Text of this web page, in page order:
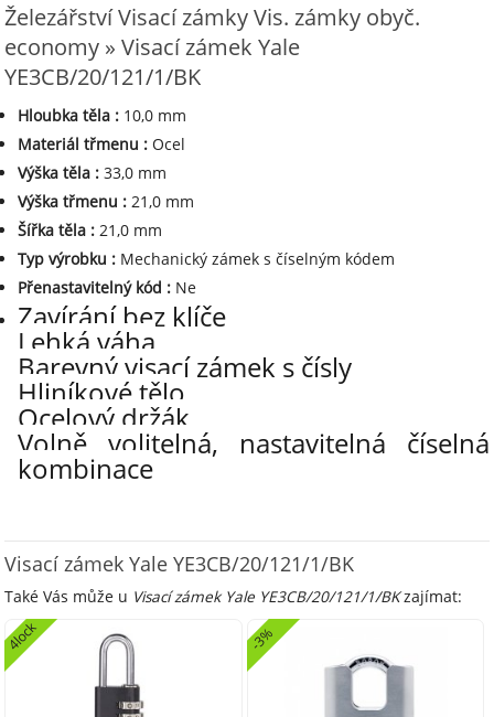
Železářství Visací zámky Vis. zámky obyč.
economy » Visací zámek Yale
YE3CB/20/121/1/BK
Hloubka těla : 10,0 mm
Materiál třmenu :Ocel
Výška těla :33,0 mm
Výška třmenu :21,0 mm
Šířka těla :21,0 mm
Typ výrobku : Mechanický zámek s číselným kódem
Přenastavitelný kód : Ne
Zavírání bez klíče
Lehká váha
Barevný visací zámek s čísly
Hliníkové tělo
Ocelový držák
Volně volitelná, nastavitelná číselná
kombinace
Visací zámek Yale YE3CB/20/121/1/BK
Také Vás může u Visací zámek Yale YE3CB/20/121/1/BKzajímat:
4lock -3%